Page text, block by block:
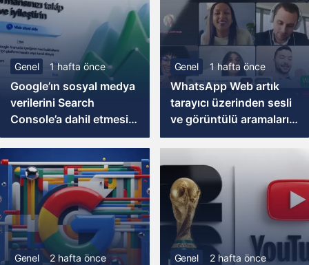
Genel 1 hafta önce
Google’ın sosyal medya
verilerini Search
Console’a dahil etmesi
ne anlama geliyor?
Genel 1 hafta önce
WhatsApp Web artık
tarayıcı üzerinden sesli
ve görüntülü aramaları
destekliyor
Genel 2 hafta önce Genel 2 hafta önce